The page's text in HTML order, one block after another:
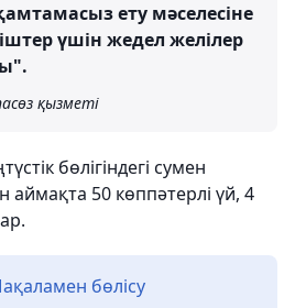
ету мәселесіне
үшін жедел желілер
қызметі
бөлігіндегі сумен
аймақта 50 көппәтерлі үй, 4
бөлісу